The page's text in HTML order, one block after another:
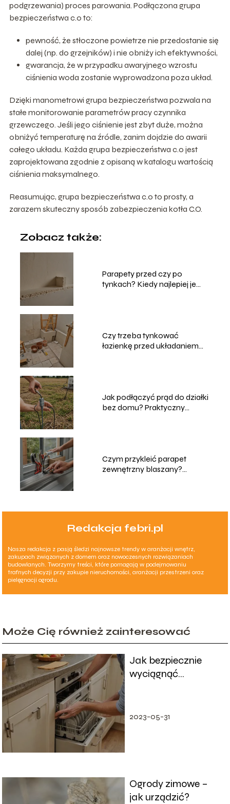
podgrzewania) proces parowania. Podłączona grupa
bezpieczeństwa c.o to:
pewność, że stłoczone powietrze nie przedostanie się
dalej (np. do grzejników) i nie obniży ich efektywności,
gwarancja, że w przypadku awaryjnego wzrostu
ciśnienia woda zostanie wyprowadzona poza układ.
Dzięki manometrowi grupa bezpieczeństwa pozwala na
stałe monitorowanie parametrów pracy czynnika
grzewczego. Jeśli jego ciśnienie jest zbyt duże, można
obniżyć temperaturę na źródle, zanim dojdzie do awarii
całego układu. Każda grupa bezpieczeństwa c.o jest
zaprojektowana zgodnie z opisaną w katalogu wartością
ciśnienia maksymalnego.
Reasumując, grupa bezpieczeństwa c.o to prosty, a
zarazem skuteczny sposób zabezpieczenia kotła C.O.
Zobacz także:
Parapety przed czy po
tynkach? Kiedy najlepiej je
Czy trzeba tynkować
łazienkę przed układaniem
Jak podłączyć prąd do działki
bez domu? Praktyczny
Czym przykleić parapet
zewnętrzny blaszany?
Redakcja febri.pl
Nasza redakcja z pasją śledzi najnowsze trendy w aranżacji wnętrz,
zakupach związanych z domem oraz nowoczesnych rozwiązaniach
budowlanych. Tworzymy treści, które pomagają w podejmowaniu
trafnych decyzji przy zakupie nieruchomości, aranżacji przestrzeni oraz
pielęgnacji ogrodu.
Może Cię również zainteresować
Jak bezpiecznie
wyciągnąć
2023-05-31
Ogrody zimowe –
jak urządzić?